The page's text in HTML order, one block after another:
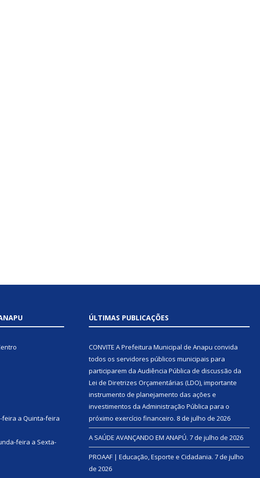
feira a Quinta-feira
feira a Sexta-
ÚLTIMAS PUBLICAÇÕES
CONVITE A Prefeitura Municipal de Anapu convida
todos os servidores públicos municipais para
participarem da Audiência Pública de discussão da
Lei de Diretrizes Orçamentárias (LDO), importante
instrumento de planejamento das ações e
investimentos da Administração Pública para o
próximo exercício financeiro. 8 de julho de 2026
A SAÚDE AVANÇANDO EM ANAPÚ. 7 de julho de 2026
PROAAF | Educação, Esporte e Cidadania. 7 de julho
de 2026